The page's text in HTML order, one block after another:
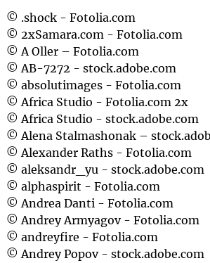
© .shock - Fotolia.com
© 2xSamara.com - Fotolia.com
© A Oller – Fotolia.com
© AB-7272 - stock.adobe.com
© absolutimages - Fotolia.com
© Africa Studio - Fotolia.com 2x
© Africa Studio - stock.adobe.com
© Alena Stalmashonak –
© Alexander Raths - Fotolia.com
© aleksandr_yu - stock.adobe.com
© alphaspirit - Fotolia.com
© Andrea Danti - Fotolia.com
© Andrey Armyagov - Fotolia.com
© andreyfire - Fotolia.com
© Andrey Popov - stock.adobe.com